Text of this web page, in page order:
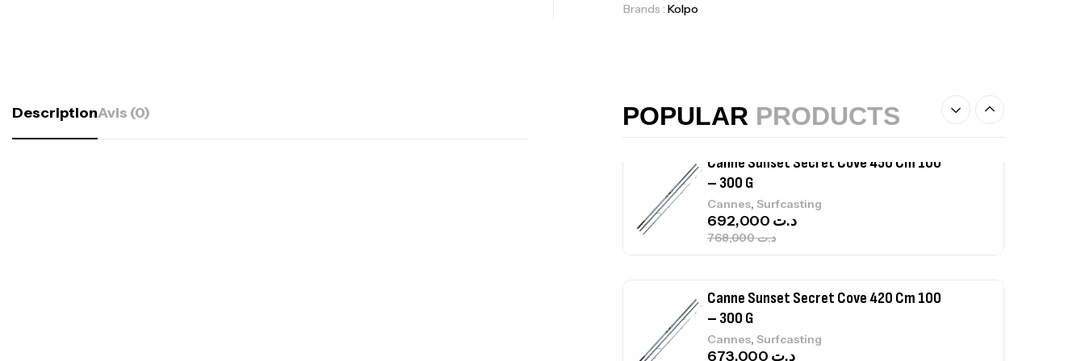
Brands : Kolpo
DescriptionAvis (0) POPULAR PRODUCTS
Canne Sunset Secret Cove 450 Cm 100
– 300 G
Cannes, Surfcasting
د.ت768,000
د.ت
Canne Sunset Secret Cove 420 Cm 100
– 300 G
Cannes, Surfcasting
د.ت